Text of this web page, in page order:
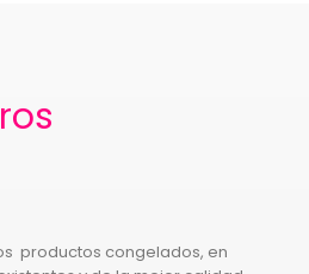
productos congelados, en